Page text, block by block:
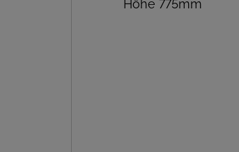
Höhe 775mm